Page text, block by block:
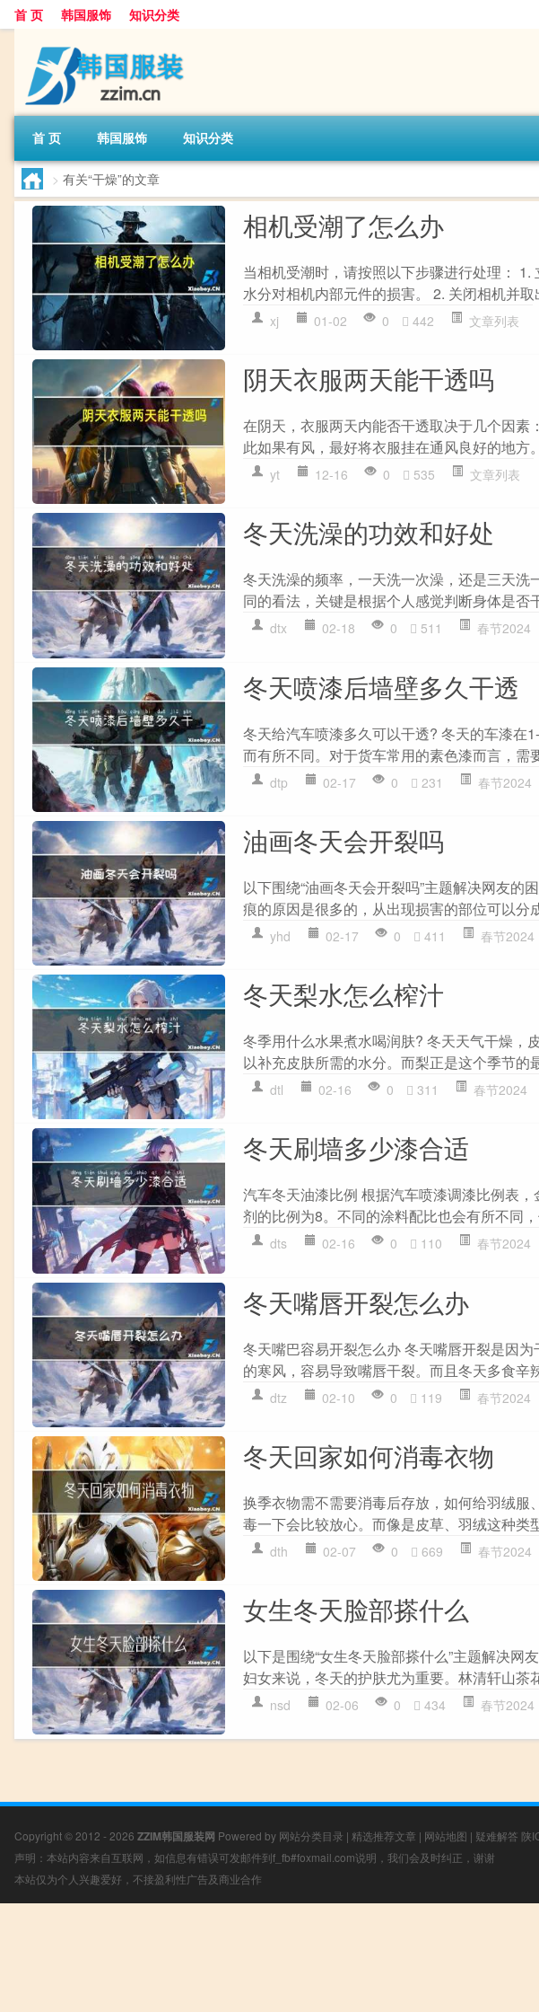
首 页 韩国服饰 知识分类
首 页 韩国服饰 知识分类
> 有关“干燥”的文章
相机受潮了怎么办
当相机受潮时，请按照以下步骤进行处理：
水分对相机内部元件的损害。 2. 关闭相机并
xj 01-02 0 442 文章列表
阴天衣服两天能干透吗
在阴天，衣服两天内能否干透取决于几个因
此如果有风，最好将衣服挂在通风良好的地方
yt 12-16 0 535 文章列表
冬天洗澡的功效和好处
冬天洗澡的频率，一天洗一次澡，还是三天
同的看法，关键是根据个人感觉判断身体是否
dtx 02-18 0 511 春节2024
冬天喷漆后墙壁多久干透
冬天给汽车喷漆多久可以干透? 冬天的车漆在
而有所不同。对于货车常用的素色漆而言，需
dtp 02-17 0 231 春节2024
油画冬天会开裂吗
以下围绕“油画冬天会开裂吗”主题解决网友的
痕的原因是很多的，从出现损害的部位可以分
yhd 02-17 0 411 春节2024
冬天梨水怎么榨汁
冬季用什么水果煮水喝润肤? 冬天天气干燥，
以补充皮肤所需的水分。而梨正是这个季节的
dtl 02-16 0 311 春节2024
冬天刷墙多少漆合适
汽车冬天油漆比例 根据汽车喷漆调漆比例表
剂的比例为8。不同的涂料配比也会有所不同
dts 02-16 0 110 春节2024
冬天嘴唇开裂怎么办
冬天嘴巴容易开裂怎么办 冬天嘴唇开裂是因
的寒风，容易导致嘴唇干裂。而且冬天多食辛
dtz 02-10 0 119 春节2024
冬天回家如何消毒衣物
换季衣物需不需要消毒后存放，如何给羽绒
毒一下会比较放心。而像是皮草、羽绒这种类
dth 02-07 0 669 春节2024
女生冬天脸部搽什么
以下是围绕“女生冬天脸部搽什么”主题解决网
妇女来说，冬天的护肤尤为重要。林清轩山茶
nsd 02-06 0 434 春节2024
Copyright © 2012 - 2026 ZZIM韩国服装网 Powered by 网站分类目录 | 精选推荐文章 | 网站地图 | 疑难解答 陕
声明：本站内容来自互联网，如信息有错误可发邮件到f_fb#foxmail.com说明，我们会及时纠正，谢谢
本站仅为个人兴趣爱好，不接盈利性广告及商业合作